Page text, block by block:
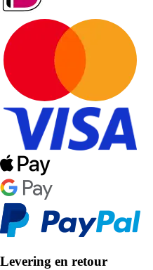
Levering en retour